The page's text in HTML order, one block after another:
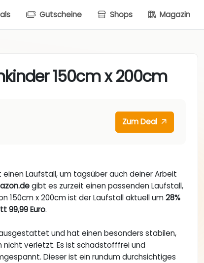
Gutscheine Shops Magazin
150cm x 200cm
Zum Deal
Laufstall, um tagsüber auch deiner Arbeit
gibt es zurzeit einen passenden Laufstall,
150cm x 200cm ist der Laufstall aktuell um28%
99,99 Euro.
und hat einen besonders stabilen,
nicht verletzt. Es ist schadstofffrei und
Dieser ist ein rundum durchsichtiges